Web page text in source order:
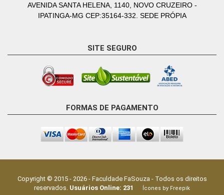
AVENIDA SANTA HELENA, 1140, NOVO CRUZEIRO -
IPATINGA-MG CEP:35164-332. SEDE PRÓPIA
SITE SEGURO
FORMAS DE PAGAMENTO
Copyright © 2015 - 2026- Faculdade FaSouza - Todos os direitos
reservados. Usuários Online: 231 Ícones by Freepik